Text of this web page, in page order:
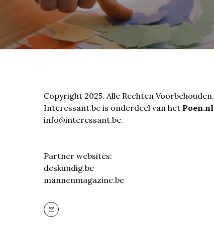
Copyright 2025. Alle Rechten Voorbehouden.
Interessant.be is onderdeel van het Poen.nl
info@interessant.be.
Partner websites:
deskundig.be
mannenmagazine.be